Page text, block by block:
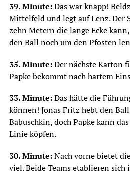
39. Minute:Das war knapp!
Mittelfeld und legt auf Lenz. Der
zehn Metern die lange Ecke
den Ball noch um den Pfosten
35. Minute:Der nächste Karton
Papke bekommt nach hartem
33. Minute:Das hätte die
können! Jonas Fritz hebt den Ball
Babuschkin, doch Papke kann
Linie köpfen.
30. Minute:Nach vorne bietet
viel. Beide Teams etablieren